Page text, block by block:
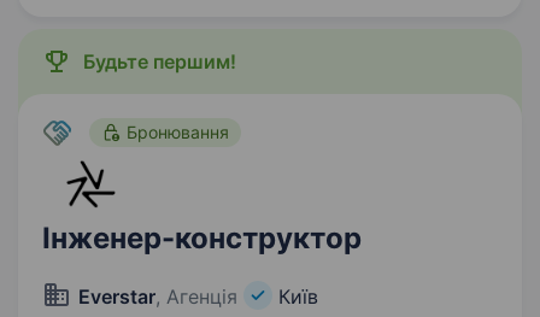
працювати над перспективними…
Будьте першим!
Бронювання
Інженер-конструктор
Everstar, Агенція Київ